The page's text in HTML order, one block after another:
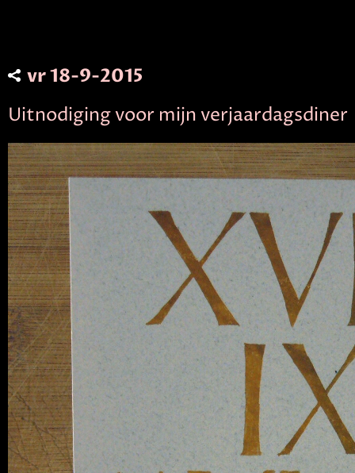
vr 18-9-2015
Uitnodiging voor mijn verjaardagsdiner